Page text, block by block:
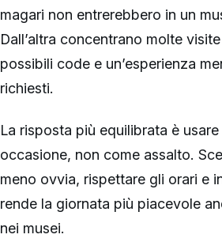
magari non entrerebbero in un
Dall’altra concentrano molte
possibili code e un’esperienza
richiesti.
La risposta più equilibrata è
occasione, non come assalto.
meno ovvia, rispettare gli orari e
rende la giornata più piacevole
nei musei.